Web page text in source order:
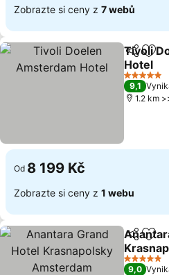
Zobrazte si ceny z 7 webů
Sdílet
Tivoli
Hotel
5 Počet
9,1
1.2 km
Od 8 199 Kč
Zobrazte si ceny z 1 webu
Sdílet
5 Počet
9,0